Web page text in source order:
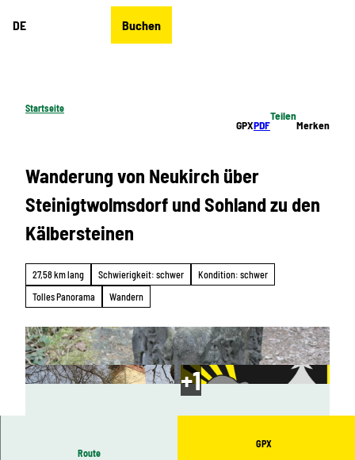
DE Buchen
Startseite
GPXPDF
Teilen
Merken
Wanderung von Neukirch über
Steinigtwolmsdorf und Sohland zu den
Kälbersteinen
27,58 km lang Schwierigkeit: schwer
Kondition: schwer
Tolles Panorama
Wandern
Route
GPX